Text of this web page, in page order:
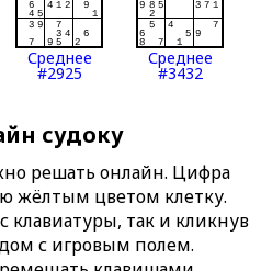
Среднее
#2925
Среднее
#3432
судоку
решать онлайн. Цифра
жёлтым цветом клетку.
так и кликнув
с игровым полем.